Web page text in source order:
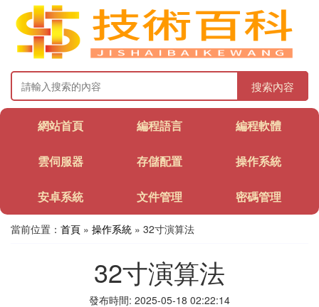
搜索內容
網站首頁 編程語言 編程軟體
雲伺服器 存儲配置 操作系統
安卓系統 文件管理 密碼管理
當前位置： 首頁 » 操作系統 » 32寸演算法
32寸演算法
發布時間: 2025-05-18 02:22:14